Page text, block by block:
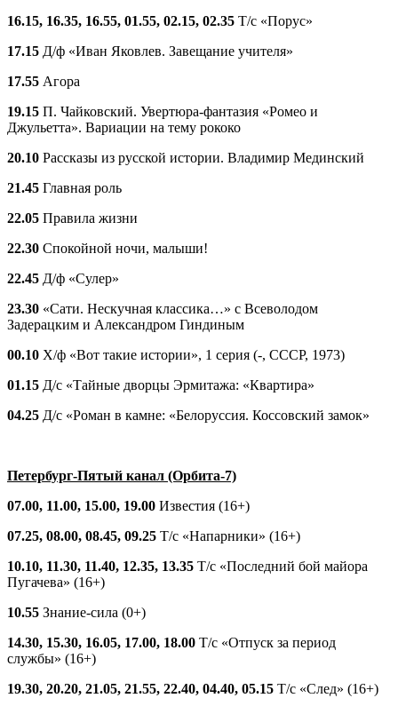
16.15, 16.35, 16.55, 01.55, 02.15, 02.35 Т/с «Порус»
17.15 Д/ф «Иван Яковлев. Завещание учителя»
17.55 Агора
19.15 П. Чайковский. Увертюра-фантазия «Ромео и
Джульетта». Вариации на тему рококо
20.10 Рассказы из русской истории. Владимир Мединский
21.45 Главная роль
22.05 Правила жизни
22.30 Спокойной ночи, малыши!
22.45 Д/ф «Сулер»
23.30 «Сати. Нескучная классика…» с Всеволодом
Задерацким и Александром Гиндиным
00.10 Х/ф «Вот такие истории», 1 серия (-, СССР, 1973)
01.15 Д/с «Тайные дворцы Эрмитажа: «Квартира»
04.25 Д/с «Роман в камне: «Белоруссия. Коссовский замок»
Петербург-Пятый канал (Орбита-7)
07.00, 11.00, 15.00, 19.00 Известия (16+)
07.25, 08.00, 08.45, 09.25 Т/с «Напарники» (16+)
10.10, 11.30, 11.40, 12.35, 13.35 Т/с «Последний бой майора
Пугачева» (16+)
10.55 Знание-сила (0+)
14.30, 15.30, 16.05, 17.00, 18.00 Т/с «Отпуск за период
службы» (16+)
19.30, 20.20, 21.05, 21.55, 22.40, 04.40, 05.15 Т/с «След» (16+)